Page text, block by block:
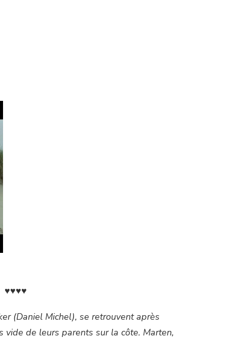
♥♥♥♥
(Daniel Michel), se retrouvent après
de leurs parents sur la côte. Marten,